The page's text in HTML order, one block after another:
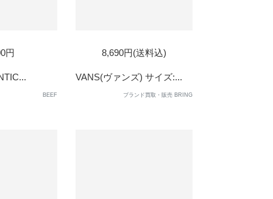
円
BEEF
SOLD
OUT
8,690円(送料込)
VANS(ヴァンズ) サイズ:...
ブランド買取・販売 BRING